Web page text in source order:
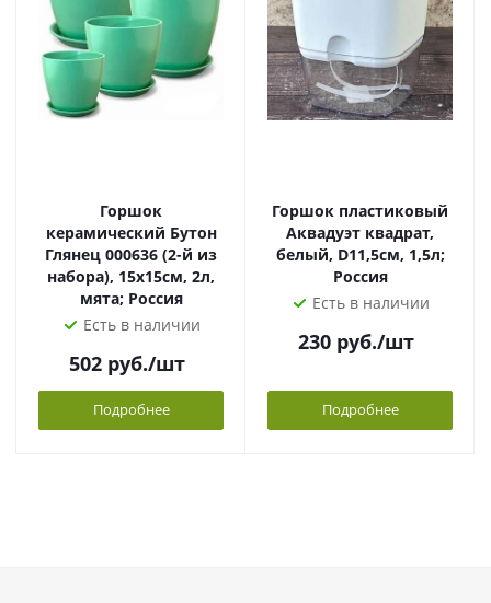
Горшок
керамический Бутон
Глянец 000636 (2-й из
набора), 15х15см, 2л,
мята; Россия
Есть в наличии
502 руб./шт
Подробнее
Горшок пластиковый
Аквадуэт квадрат,
белый, D11,5см, 1,5л;
Россия
Есть в наличии
230 руб./шт
Подробнее